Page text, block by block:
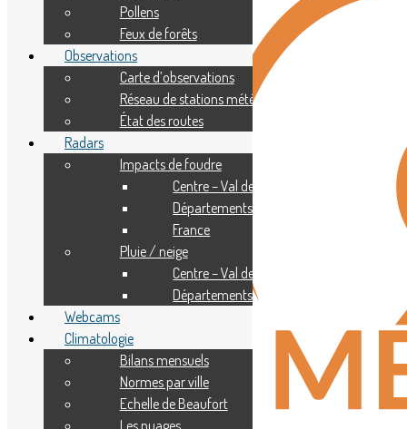
Pollens
Feux de forêts
Observations
Carte d’observations
Réseau de stations météo
État des routes
Radars
Impacts de foudre
Centre – Val de Loire
Départements
France
Pluie / neige
Centre – Val de Loire
Départements
Webcams
Climatologie
Bilans mensuels
Normes par ville
Echelle de Beaufort
Les nuages